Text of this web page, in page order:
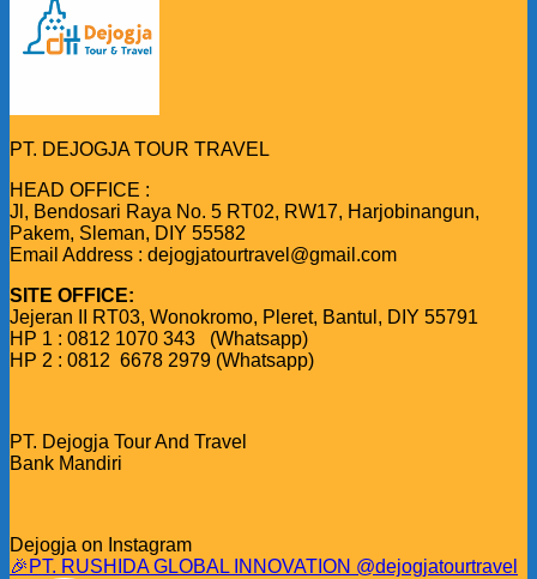
PT. DEJOGJA TOUR TRAVEL
HEAD OFFICE :
Jl, Bendosari Raya No. 5 RT02, RW17, Harjobinangun,
Pakem, Sleman, DIY 55582
Email Address : dejogjatourtravel@gmail.com
SITE OFFICE:
Jejeran II RT03, Wonokromo, Pleret, Bantul, DIY 55791
HP 1 : 0812 1070 343 (Whatsapp)
HP 2 : 0812 6678 2979 (Whatsapp)
PT. Dejogja Tour And Travel
Bank Mandiri
Dejogja on Instagram
🎉PT. RUSHIDA GLOBAL INNOVATION @dejogjatourtravel